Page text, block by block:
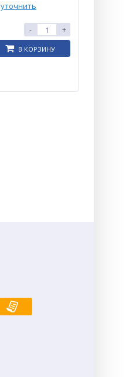
уточнить
- +
В КОРЗИНУ